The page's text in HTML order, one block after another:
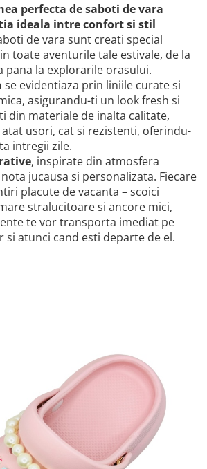
perfecta de saboti de vara
ideala intre confort si stil
de vara sunt creati special
toate aventurile tale estivale, de la
pana la explorarile orasului.
se evidentiaza prin liniile curate si
asigurandu-ti un look fresh si
din materiale de inalta calitate,
usori, cat si rezistenti, oferindu-
intregii zile.
, inspirate din atmosfera
jucausa si personalizata. Fiecare
placute de vacanta – scoici
stralucitoare si ancore mici,
te vor transporta imediat pe
atunci cand esti departe de el.